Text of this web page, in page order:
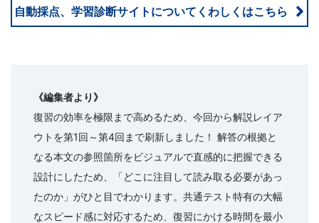
自動採点、学習診断サイトについてくわしくはこちら
《編集者より》
復習の効率を極限まで高めるため、今回から解説レイア
ウトを第1回～第4回まで刷新しました！ 解答の根拠と
なる本文の参照箇所をビジュアルで直感的に把握できる
設計にしたため、「どこに注目して読み取る必要があっ
たのか」がひと目でわかります。共通テスト特有の大幅
なスピード感に対応するため、復習にかける時間を最小